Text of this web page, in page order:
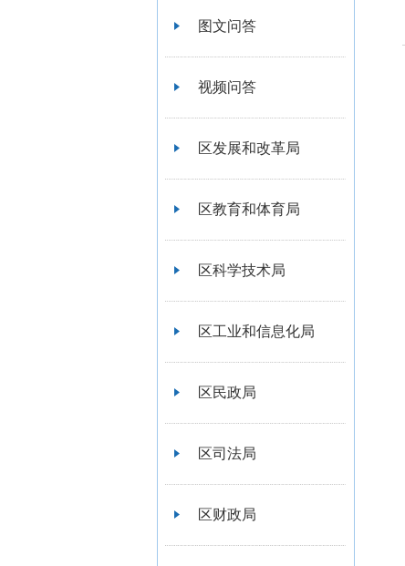
图文问答
视频问答
区发展和改革局
区教育和体育局
区科学技术局
区工业和信息化局
区民政局
区司法局
区财政局